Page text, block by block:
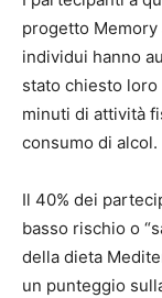
progetto Memory
individui hanno
stato chiesto
minuti di attività
consumo di alcol.
Il 40% dei
basso rischio o
della dieta
un punteggio